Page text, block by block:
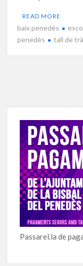
READ MORE
baix penedès
penedès
tall de
Passarel.la de